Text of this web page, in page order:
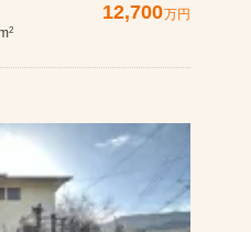
12,700万円
2